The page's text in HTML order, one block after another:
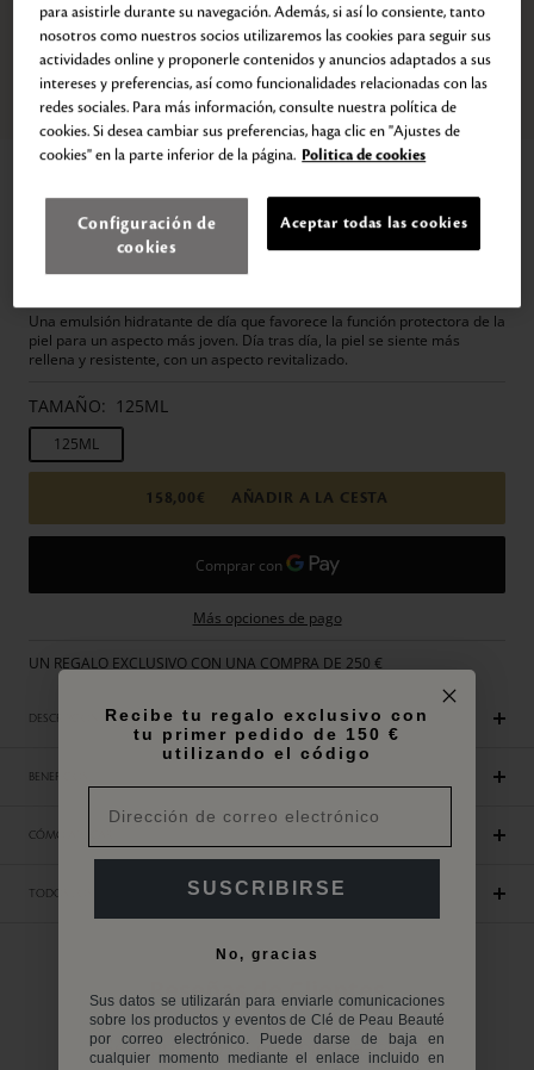
Ir
a
la
1
Ir
a
la
2
Ir
a
la
3
Ir
a
la
Ir
a
la
5
Ir
a
la
6
Ir
a
la
7
Ir
a
la
8
Inicio Tratamiento Cream & moisturizer
PROTECTIVE DAY EMULSION
Refuerza la protección cutánea
158,00€ 125ml
Una emulsión hidratante de día que favorece la función protectora de la
piel para un aspecto más joven. Día tras día, la piel se siente más
rellena y resistente, con un aspecto revitalizado.
TAMAÑO: 125ML
125ML
158,00€ AÑADIR A LA CESTA
Más opciones de pago
UN REGALO EXCLUSIVO CON UNA COMPRA DE 250 €
DESCRIPCIÓN
BENEFICIOS
CÓMO APLICAR
TODOS LOS INGREDIENTES
Reseñas de Clientes
Sé el primero en escribir una reseña
para asistirle durante su navegación. Además, si así lo consiente, tanto
nosotros como nuestros socios utilizaremos las cookies para seguir sus
actividades online y proponerle contenidos y anuncios adaptados a sus
intereses y preferencias, así como funcionalidades relacionadas con las
redes sociales. Para más información, consulte nuestra política de
cookies. Si desea cambiar sus preferencias, haga clic en "Ajustes de
cookies" en la parte inferior de la página. Politica de cookies
Configuración de
cookies
Aceptar todas las cookies
Recibe tu regalo exclusivo con
tu primer pedido de 150 €
utilizando el código
SUSCRIBIRSE
No, gracias
Sus datos se utilizarán para enviarle comunicaciones
sobre los productos y eventos de Clé de Peau Beauté
por correo electrónico. Puede darse de baja en
cualquier momento mediante el enlace incluido en